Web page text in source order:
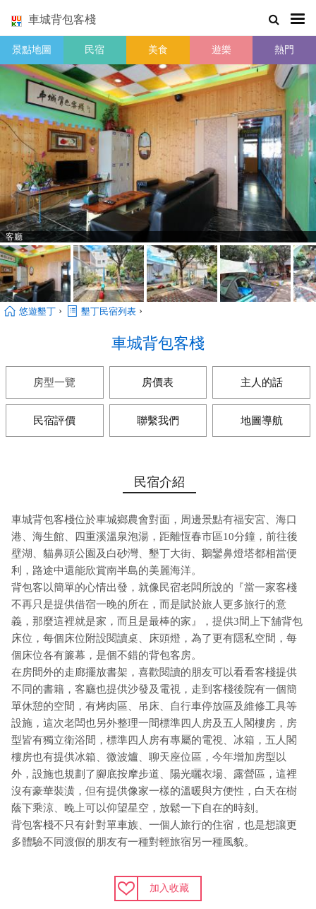
車城背包客棧
景點地圖 民宿 美食 遊樂 熱門
客廳
悠遊墾丁 › 墾丁民宿列表 ›
車城背包客棧
房型一覽 房價表 主人的話
民宿評價 聯繫我們 地圖導航
民宿介紹
車城背包客棧位於車城鄉農會對面，周邊景點有福安宮、海口
港、海生館、四重溪溫泉泡湯，距離恆春市區10分鐘，前往後
壁湖、貓鼻頭公園及白砂灣、墾丁大街、鵝鑾鼻燈塔都相當便
利，路途中還能欣賞南半島的美麗海洋。
背包客以簡單的心情出發，就像民宿老闆所說的『當一家客棧
不再只是提供借宿一晚的所在，而是賦於旅人更多旅行的意
義，那麼這裡就是家，而且是最棒的家』，提供3間上下舖背包
床位，每個床位附設閱讀桌、床頭燈，為了更有隱私空間，每
個床位各有簾幕，是個不錯的背包客房。
在房間外的走廊擺放書架，喜歡閱讀的朋友可以看看客棧提供
不同的書籍，客廳也提供沙發及電視，走到客棧後院有一個簡
單休憩的空間，有烤肉區、吊床、自行車停放區及維修工具等
設施，這次老闆也另外整理一間標準四人房及五人閣樓房，房
型皆有獨立衛浴間，標準四人房有專屬的電視、冰箱，五人閣
樓房也有提供冰箱、微波爐、聊天座位區，今年增加房型以
外，設施也規劃了腳底按摩步道、陽光曬衣場、露營區，這裡
沒有豪華裝潢，但有提供像家一樣的溫暖與方便性，白天在樹
蔭下乘涼、晚上可以仰望星空，放鬆一下自在的時刻。
背包客棧不只有針對單車族、一個人旅行的住宿，也是想讓更
多體驗不同渡假的朋友有一種對輕旅宿另一種風貌。
加入收藏